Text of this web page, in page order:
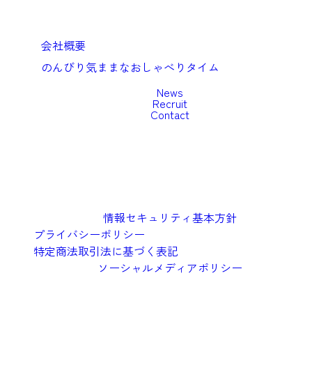
会社概要
のんびり気ままなおしゃべりタイム
News
Recruit
Contact
情報セキュリティ基本方針
プライバシーポリシー
特定商法取引法に基づく表記
ソーシャルメディアポリシー